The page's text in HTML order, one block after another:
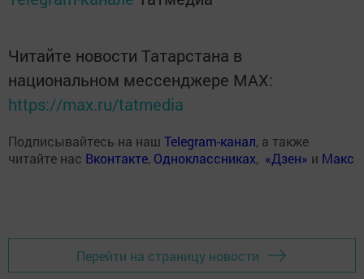
Читайте новости Татарстана в
национальном мессенджере MАХ:
https://max.ru/tatmedia
Подписывайтесь на наш Telegram-канал, а также
читайте нас Вконтакте, Одноклассниках, «Дзен» и Макс
Перейти на страницу новости